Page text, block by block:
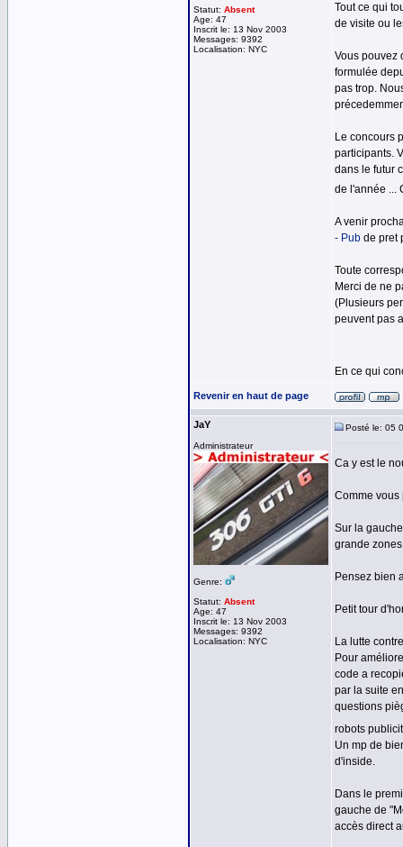
Statut: Absent
Age: 47
Inscrit le: 13 Nov 2003
Messages: 9392
Localisation: NYC
Tout ce qui
de visite ou
Vous pouvez
formulée
pas trop.
Le concours
participants.
dans le futur
de l'année ...
A venir
- Pub de pret
Toute
Merci de ne
(Plusieurs
peuvent pas
En ce qui
Revenir en haut de page
JaY
Administrateur
Genre:
Statut: Absent
Age: 47
Inscrit le: 13 Nov 2003
Messages: 9392
Localisation: NYC
Posté le: 05
Ca y est le
Comme vous
Sur la
grande
Pensez bien
Petit tour
La lutte
Pour
code a
par la suite
questions
robots
Un mp de
d'inside.
Dans le
gauche de
accès direct